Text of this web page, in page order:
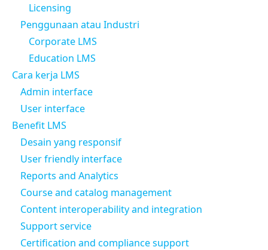
Licensing
Penggunaan atau Industri
Corporate LMS
Education LMS
Cara kerja LMS
Admin interface
User interface
Benefit LMS
Desain yang responsif
User friendly interface
Reports and Analytics
Course and catalog management
Content interoperability and integration
Support service
Certification and compliance support